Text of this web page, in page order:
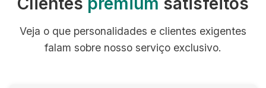
Veja o que personalidades e clientes exigentes
falam sobre nosso serviço exclusivo.